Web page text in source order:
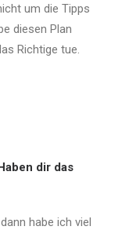
um die Tipps
diesen Plan
Richtige tue.
dir das
habe ich viel